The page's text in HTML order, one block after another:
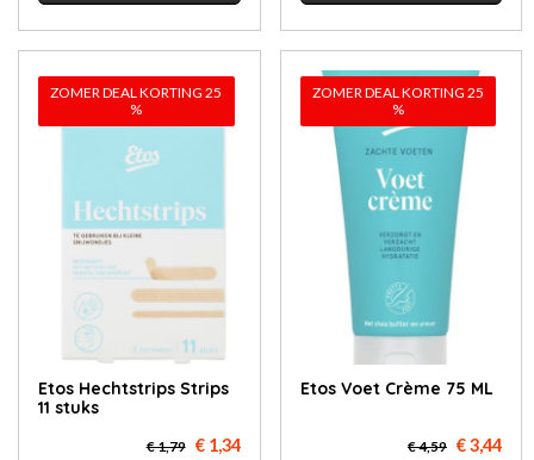
ZOMER DEAL KORTING 25
%
Etos Hechtstrips Strips
11 stuks
€ 1,79 € 1,34
ZOMER DEAL KORTING 25
%
Etos Voet Crème 75 ML
€ 4,59 € 3,44